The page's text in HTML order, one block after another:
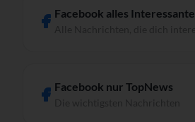
Facebook alles Interessante
Facebook nur TopNews